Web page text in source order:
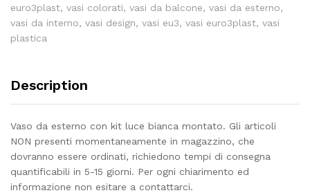
euro3plast, vasi colorati, vasi da balcone, vasi da esterno,
vasi da interno, vasi design, vasi eu3, vasi euro3plast, vasi
plastica
Description
Vaso da esterno con kit luce bianca montato. Gli articoli
NON presenti momentaneamente in magazzino, che
dovranno essere ordinati, richiedono tempi di consegna
quantificabili in 5-15 giorni. Per ogni chiarimento ed
informazione non esitare a contattarci.